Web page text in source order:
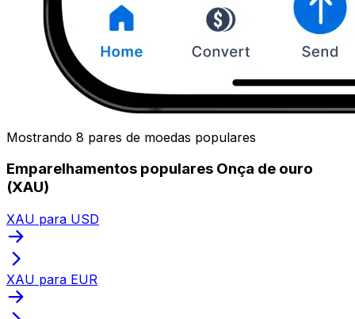
Mostrando 8 pares de moedas populares
Emparelhamentos populares Onça de ouro
(XAU)
XAU para USD
XAU para EUR